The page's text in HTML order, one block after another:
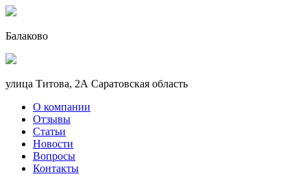
Балаково
улица Титова, 2А Саратовская область
О компании
Отзывы
Статьи
Новости
Вопросы
Контакты